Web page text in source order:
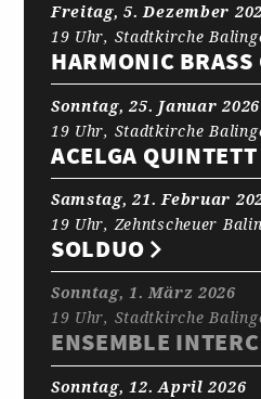
Freitag, 5. Dezember
19 Uhr, Stadtkirche
HARMONIC
Sonntag, 25. Januar 2026
19 Uhr, Stadtkirche
ACELGA QUINTETT
Samstag, 21. Februar
19 Uhr, Zehntscheuer
SOLDUO
Sonntag, 1. März 2026
19 Uhr, Stadtkirche
ENSEMBLE
Sonntag, 12. April 2026